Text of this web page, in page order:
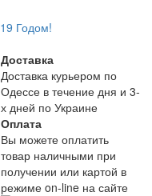
Доставка
Доставка курьером по
Одессе в течение дня и 3-
х дней по Украине
Оплата
Вы можете оплатить
товар наличными при
получении или картой в
режиме on-line на сайте